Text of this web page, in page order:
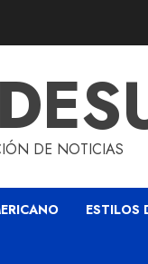
DE NOTICIAS
ESTILOS